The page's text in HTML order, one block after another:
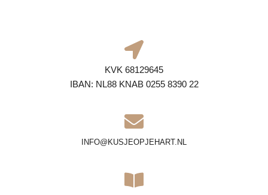
KVK 68129645
IBAN: NL88 KNAB 0255 8390 22
INFO@KUSJEOPJEHART.NL